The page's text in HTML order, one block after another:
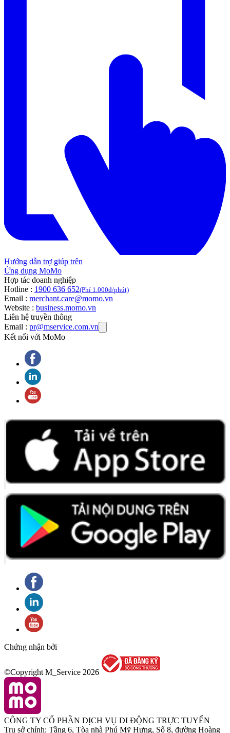
Hướng dẫn trợ giúp trên
Ứng dụng MoMo
Hợp tác doanh nghiệp
Hotline : 1900 636 652(Phí 1.000đ/phút)
Email : merchant.care@momo.vn
Website : business.momo.vn
Liên hệ truyền thông
Email : pr@mservice.com.vn
Kết nối với MoMo
Chứng nhận bởi
©Copyright M_Service 2026
CÔNG TY CỔ PHẦN DỊCH VỤ DI ĐỘNG TRỰC TUYẾN
Trụ sở chính: Tầng 6, Tòa nhà Phú Mỹ Hưng, Số 8, đường Hoàng